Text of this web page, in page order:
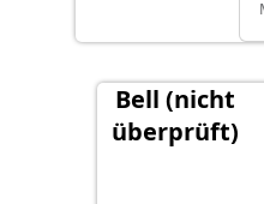
Bell (nicht
überprüft)